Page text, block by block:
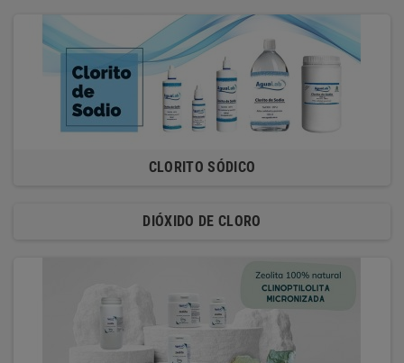
CLORITO SÓDICO
DIÓXIDO DE CLORO